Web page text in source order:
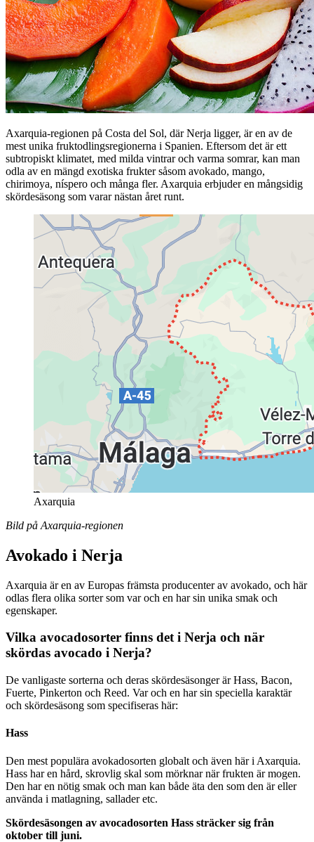
Axarquia-regionen på Costa del Sol, där Nerja ligger, är en av de
mest unika fruktodlingsregionerna i Spanien. Eftersom det är ett
subtropiskt klimatet, med milda vintrar och varma somrar, kan man
odla av en mängd exotiska frukter såsom avokado, mango,
chirimoya, níspero och många fler. Axarquia erbjuder en mångsidig
skördesäsong som varar nästan året runt.
Axarquia
Bild på Axarquia-regionen
Avokado i Nerja
Axarquia är en av Europas främsta producenter av avokado, och här
odlas flera olika sorter som var och en har sin unika smak och
egenskaper.
Vilka avocadosorter finns det i Nerja och när
skördas avocado i Nerja?
De vanligaste sorterna och deras skördesäsonger är Hass, Bacon,
Fuerte, Pinkerton och Reed. Var och en har sin speciella karaktär
och skördesäsong som specifiseras här:
Hass
Den mest populära avokadosorten globalt och även här i Axarquia.
Hass har en hård, skrovlig skal som mörknar när frukten är mogen.
Den har en nötig smak och man kan både äta den som den är eller
använda i matlagning, sallader etc.
Skördesäsongen av avocadosorten Hass sträcker sig från
oktober till juni.